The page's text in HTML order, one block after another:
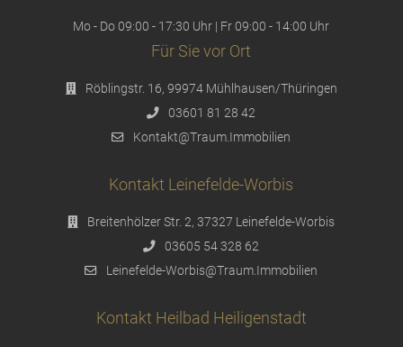
Mo - Do 09:00 - 17:30 Uhr | Fr 09:00 - 14:00 Uhr
Für Sie vor Ort
Röblingstr. 16, 99974 Mühlhausen/Thüringen
03601 81 28 42
Kontakt@Traum.Immobilien
Kontakt Leinefelde-Worbis
Breitenhölzer Str. 2, 37327 Leinefelde-Worbis
03605 54 328 62
Leinefelde-Worbis@Traum.Immobilien
Kontakt Heilbad Heiligenstadt